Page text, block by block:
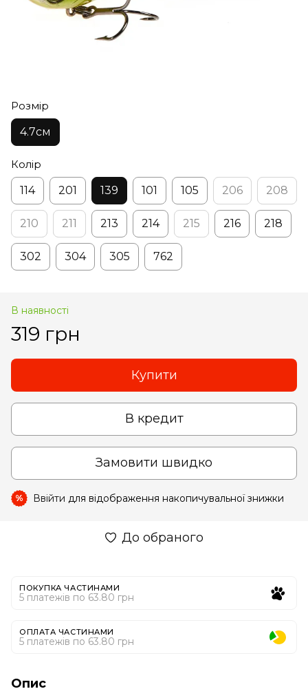
Розмір
4.7см
Колір
114
201 139 101 105 206 208
210 211 213 214 215 216 218
302 304 305 762
В наявності
319 грн
Купити
В кредит
Замовити швидко
% Ввійти для відображення накопичувальної знижки
До обраного
ПОКУПКА ЧАСТИНАМИ
5 платежів по 63.80 грн
ОПЛАТА ЧАСТИНАМИ
5 платежів по 63.80 грн
Опис